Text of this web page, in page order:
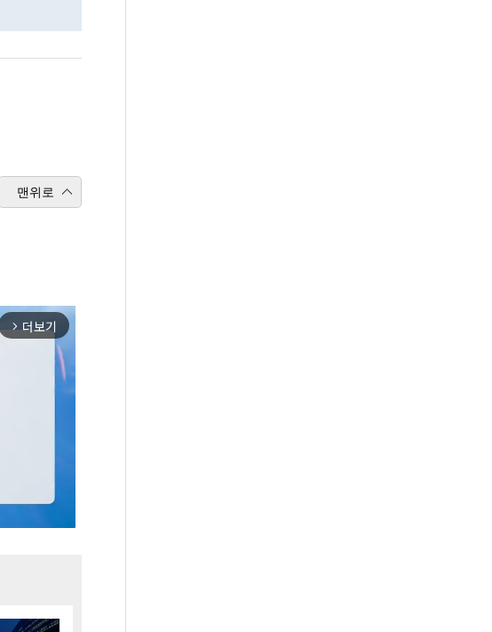
맨위로
arrow_forward_ios 더보기